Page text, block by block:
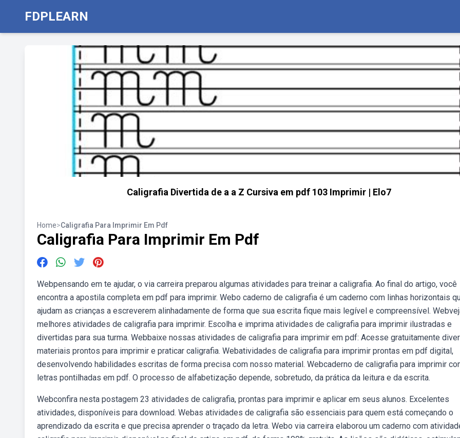
FDPLEARN
Caligrafia Divertida de a a Z Cursiva em pdf 103 Imprimir | Elo7
Home>Caligrafia Para Imprimir Em Pdf
Caligrafia Para Imprimir Em Pdf
Webpensando em te ajudar, o via carreira preparou algumas atividades para treinar a caligrafia. Ao final do artigo, você
encontra a apostila completa em pdf para imprimir. Webo caderno de caligrafia é um caderno com linhas horizontais
ajudam as crianças a escreverem alinhadamente de forma que sua escrita fique mais legível e compreensível.
melhores atividades de caligrafia para imprimir. Escolha e imprima atividades de caligrafia para imprimir ilustradas e
divertidas para sua turma. Webbaixe nossas atividades de caligrafia para imprimir em pdf: Acesse gratuitamente
materiais prontos para imprimir e praticar caligrafia. Webatividades de caligrafia para imprimir prontas em pdf digital,
desenvolvendo habilidades escritas de forma precisa com nosso material. Webcaderno de caligrafia para imprimir
letras pontilhadas em pdf. O processo de alfabetização depende, sobretudo, da prática da leitura e da escrita.
Webconfira nesta postagem 23 atividades de caligrafia, prontas para imprimir e aplicar em seus alunos. Excelentes
atividades, disponíveis para download. Webas atividades de caligrafia são essenciais para quem está começando o
aprendizado da escrita e que precisa aprender o traçado da letra. Webo via carreira elaborou um caderno com